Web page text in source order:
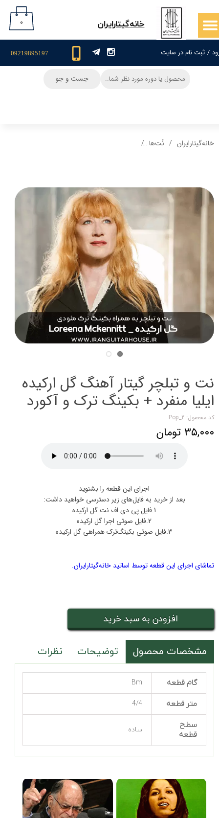
/ ثبت نام در سایت
حساب کاربری من
سفارشات
09219895197
​خانه‌گیتار‌ایران ۰
جست و جو
خانه‌گیتار‌ایران نُت‌ها
نت و تبلچر گیتار آهنگ گل ارکیده
ایلیا منفرد + بکینگ ترک و آکورد
کد محصول: Pop_2
۳۵,۰۰۰ تومان
اجرای این قطعه را بشنوید
بعد از خرید به فایل‌های زیر دسترسی خواهید داشت:
1.فایل پی دی اف نت گل ارکیده
2.فایل صوتی اجرا گل ارکیده
3.فایل صوتی بکینگ‌ترک همراهی گل ارکیده
تماشای اجرای این قطعه توسط اساتید خانه‌گیتار‌ایران.
افزودن به سبد خرید
مشخصات محصول توضیحات نظرات
گام قطعه Bm
متر قطعه 4/4
سطح
قطعه
ساده